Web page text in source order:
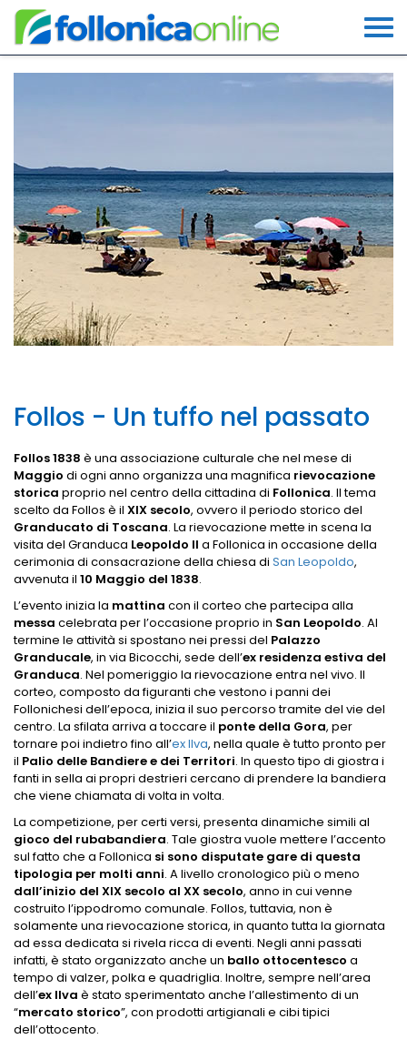
Follos - Un tuffo nel passato
Follos 1838 è una associazione culturale che nel mese di
Maggio di ogni anno organizza una magnifica rievocazione
storica proprio nel centro della cittadina di Follonica. Il tema
scelto da Follos è il XIX secolo, ovvero il periodo storico del
Granducato di Toscana. La rievocazione mette in scena la
visita del Granduca Leopoldo II a Follonica in occasione della
cerimonia di consacrazione della chiesa di San Leopoldo,
avvenuta il 10 Maggio del 1838.
L’evento inizia la mattina con il corteo che partecipa alla
messa celebrata per l’occasione proprio in San Leopoldo. Al
termine le attività si spostano nei pressi del Palazzo
Granducale, in via Bicocchi, sede dell’ex residenza estiva del
Granduca. Nel pomeriggio la rievocazione entra nel vivo. Il
corteo, composto da figuranti che vestono i panni dei
Follonichesi dell’epoca, inizia il suo percorso tramite del vie del
centro. La sfilata arriva a toccare il ponte della Gora, per
tornare poi indietro fino all’ex Ilva, nella quale è tutto pronto per
il Palio delle Bandiere e dei Territori. In questo tipo di giostra i
fanti in sella ai propri destrieri cercano di prendere la bandiera
che viene chiamata di volta in volta.
La competizione, per certi versi, presenta dinamiche simili al
gioco del rubabandiera. Tale giostra vuole mettere l’accento
sul fatto che a Follonica si sono disputate gare di questa
tipologia per molti anni. A livello cronologico più o meno
dall’inizio del XIX secolo al XX secolo, anno in cui venne
costruito l’ippodromo comunale. Follos, tuttavia, non è
solamente una rievocazione storica, in quanto tutta la giornata
ad essa dedicata si rivela ricca di eventi. Negli anni passati
infatti, è stato organizzato anche un ballo ottocentesco a
tempo di valzer, polka e quadriglia. Inoltre, sempre nell’area
dell’ex Ilva è stato sperimentato anche l’allestimento di un
“mercato storico”, con prodotti artigianali e cibi tipici
dell’ottocento.